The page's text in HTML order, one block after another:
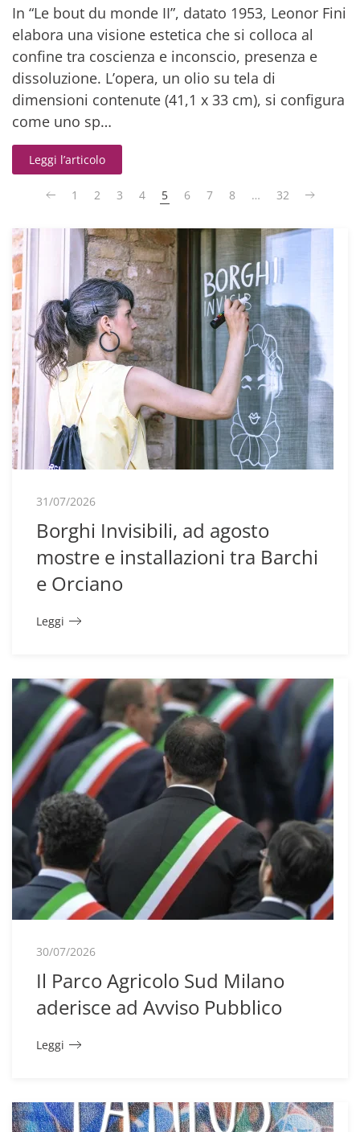
In “Le bout du monde II”, datato 1953, Leonor Fini
elabora una visione estetica che si colloca al
confine tra coscienza e inconscio, presenza e
dissoluzione. L’opera, un olio su tela di
dimensioni contenute (41,1 x 33 cm), si configura
come uno sp…
Leggi l’articolo
1 2 3 4 5 6 7 8 … 32
31/07/2026
Borghi Invisibili, ad agosto
mostre e installazioni tra Barchi
e Orciano
Leggi
30/07/2026
Il Parco Agricolo Sud Milano
aderisce ad Avviso Pubblico
Leggi